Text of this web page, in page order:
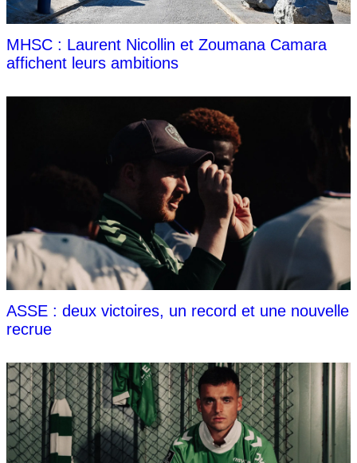
MHSC : Laurent Nicollin et Zoumana Camara
affichent leurs ambitions
ASSE : deux victoires, un record et une nouvelle
recrue